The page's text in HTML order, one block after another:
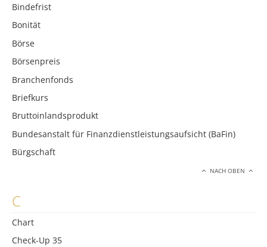
Bindefrist
Bonität
Börse
Börsenpreis
Branchenfonds
Briefkurs
Bruttoinlandsprodukt
Bundesanstalt für Finanzdienstleistungsaufsicht (BaFin)
Bürgschaft
NACH OBEN
C
Chart
Check-Up 35